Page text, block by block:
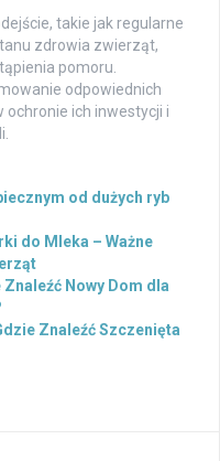
takie jak regularne
zdrowia zwierząt,
pomoru.
odpowiednich
ochronie ich inwestycji i
od dużych ryb
do Mleka – Ważne
Nowy Dom dla
Znaleźć Szczenięta